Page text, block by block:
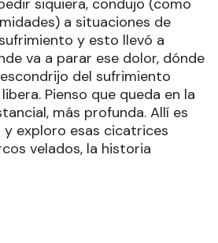
siquiera, condujo (como
a situaciones de
y esto llevó a
va a parar ese dolor, dónde
del sufrimiento
Pienso que queda en la
más profunda. Allí es
exploro esas cicatrices
velados, la historia